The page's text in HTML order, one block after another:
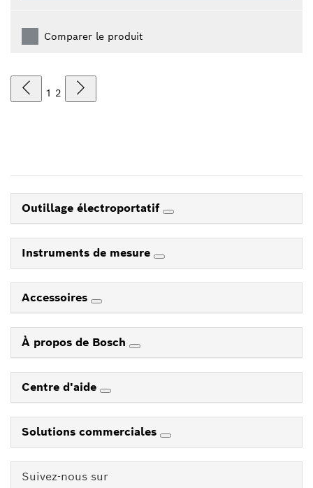
Comparer le produit
1 2
Outillage électroportatif
Instruments de mesure
Accessoires
À propos de Bosch
Centre d'aide
Solutions commerciales
Suivez-nous sur